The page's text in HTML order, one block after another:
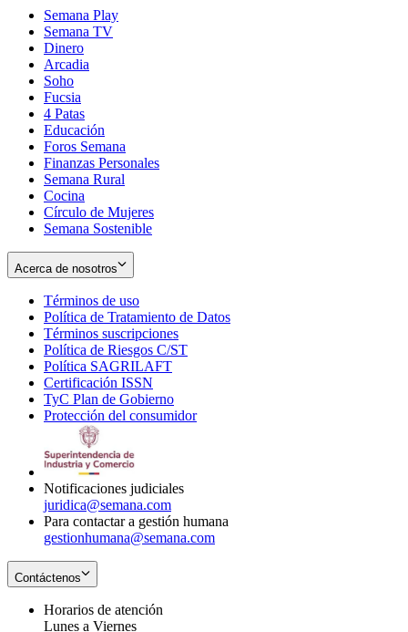
Semana Play
Semana TV
Dinero
Arcadia
Soho
in
new
window
Fucsia
in
new
window
4 Patas
Educación
Foros Semana
Finanzas Personales
Semana Rural
Cocina
Círculo de Mujeres
Semana Sostenible
Acerca de nosotros
Términos de uso
in
new
window
Política de Tratamiento de Datos
Términos suscripciones
in
Política de Riesgos C/ST
Política SAGRILAFT
new
window
Certificación ISSN
in
new
TyC Plan de Gobierno
in
Protección del consumidorOpens
Notificaciones judiciales
juridica@semana.com
Para contactar a gestión humana
gestionhumana@semana.com
Contáctenos
Horarios de atención
Lunes a Viernes